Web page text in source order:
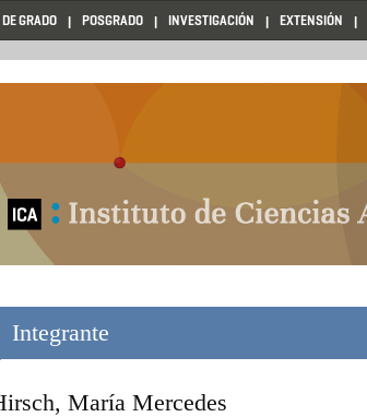
GRADO POSGRADO INVESTIGACIÓN EXTENSIÓN
Integrante
María Mercedes